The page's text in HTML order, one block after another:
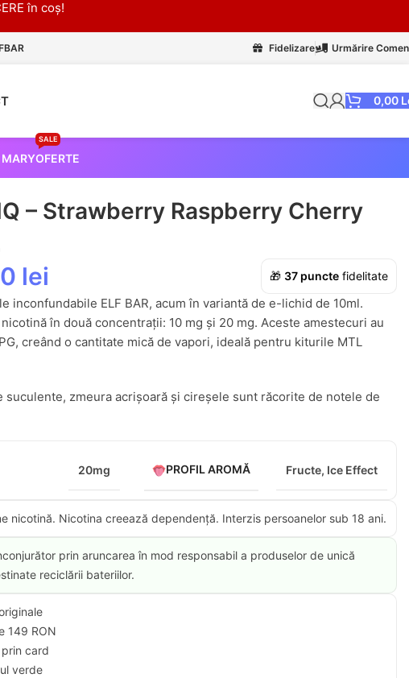
în coș!
Fidelizare Urmărire
0,00
MARYOFERTE
SALE
– Strawberry Raspberry Cherry
lei 🎁 37punctefidelitate
inconfundabile ELF BAR, acum în variantă de e-lichid de 10ml.
în două concentrații: 10 mg și 20 mg. Aceste amestecuri au
creând o cantitate mică de vapori, ideală pentru kiturile MTL
suculente, zmeura acrișoară și cireșele sunt răcorite de notele de
20mg PROFIL AROMĂ Fructe, Ice Effect
nicotină. Nicotina creează dependență. Interzis persoanelor sub 18 ani.​
prin aruncarea în mod responsabil a produselor de unică
reciclării bateriilor.
149 RON
card
verde